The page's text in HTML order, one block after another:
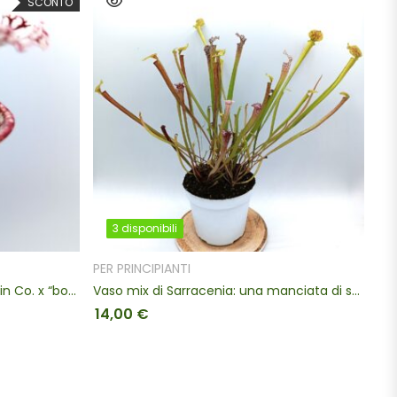
Vaso mix di Sarracenia: una manciata di seedlings